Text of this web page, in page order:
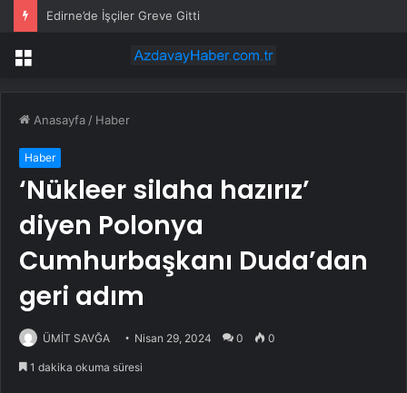
Edirne’de İşçiler Greve Gitti
Menü
Anasayfa / Haber
Haber
‘Nükleer silaha hazırız’
diyen Polonya
Cumhurbaşkanı Duda’dan
geri adım
ÜMİT SAVĞA Nisan 29, 2024 0 0
1 dakika okuma süresi